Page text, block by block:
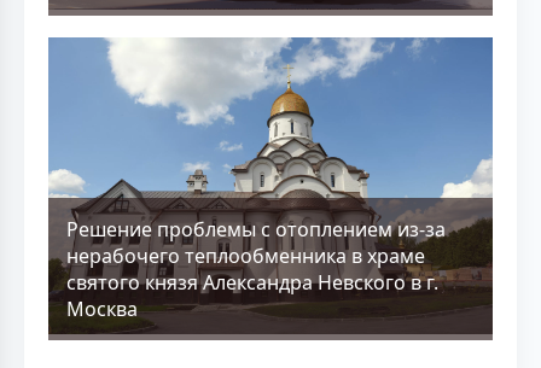
Решение проблемы с отоплением из-за
нерабочего теплообменника в храме
святого князя Александра Невского в г.
Москва